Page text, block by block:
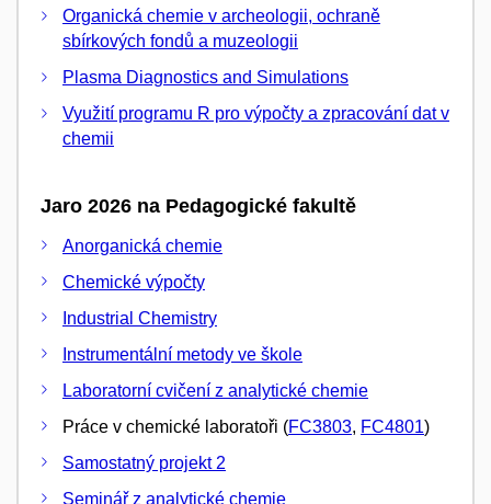
Organická chemie v archeologii, ochraně
sbírkových fondů a muzeologii
Plasma Diagnostics and Simulations
Využití programu R pro výpočty a zpracování dat v
chemii
Jaro 2026 na Pedagogické fakultě
Anorganická chemie
Chemické výpočty
Industrial Chemistry
Instrumentální metody ve škole
Laboratorní cvičení z analytické chemie
Práce v chemické laboratoři (FC3803, FC4801)
Samostatný projekt 2
Seminář z analytické chemie